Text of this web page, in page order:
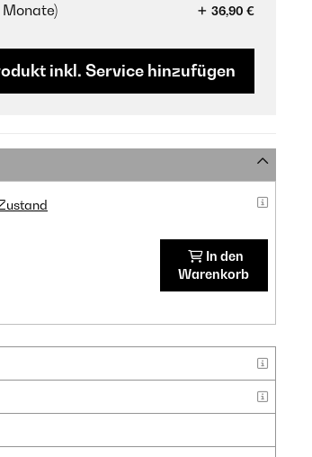
36,90 €
inkl. Service hinzufügen
In den
Warenkorb